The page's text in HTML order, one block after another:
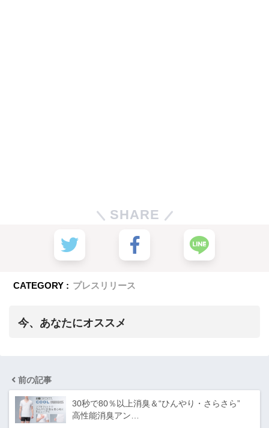
SHARE
CATEGORY : プレスリリース
今、あなたにオススメ
前の記事
30秒で80％以上消臭＆“ひんやり・さらさら”
高性能消臭アン…